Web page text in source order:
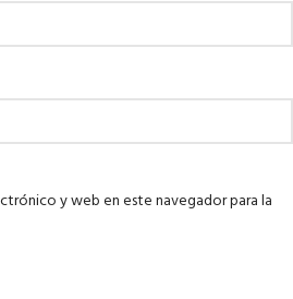
y web en este navegador para la